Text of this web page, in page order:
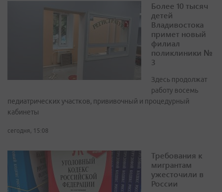
Более 10 тысяч
детей
Владивостока
примет новый
филиал
поликлиники №
3
Здесь продолжат
работу восемь
педиатрических участков, прививочный и процедурный
кабинеты
сегодня, 15:08
Требования к
мигрантам
ужесточили в
России